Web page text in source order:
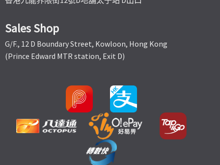
Sales Shop
G/F., 12 D Boundary Street, Kowloon, Hong Kong
(Prince Edward MTR station, Exit D)